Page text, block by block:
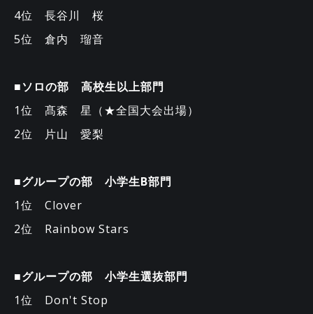
4位 長谷川 桜
5位 倉内 瑠音
■ソロの部 高校生以上部門
1位 髙森 星（★全国大会出場）
2位 片山 愛梨
■グループの部 小学生B部門
1位 Clover
2位 Rainbow Stars
■グループの部 小学生選抜部門
1位 Don't Stop